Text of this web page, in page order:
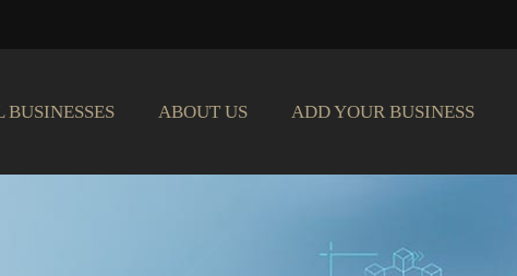
BUSINESSES ABOUT US ADD YOUR BUSINESS